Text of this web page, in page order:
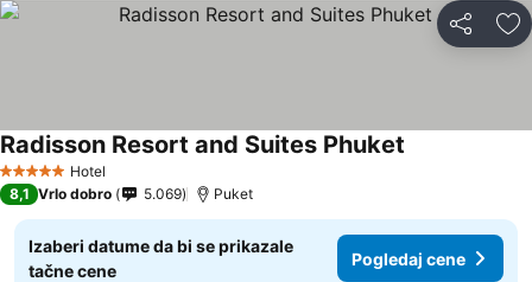
Deli
5 ZvezdiceHotel
Radisson Resort and Suites Phuket
8,1 Vrlo dobro 5.069 Puket
Izaberi datume da bi se prikazale
tačne cene
Pogledaj cene